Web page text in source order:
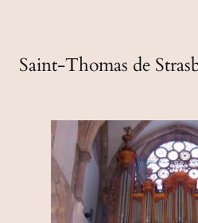
Saint-Thomas de